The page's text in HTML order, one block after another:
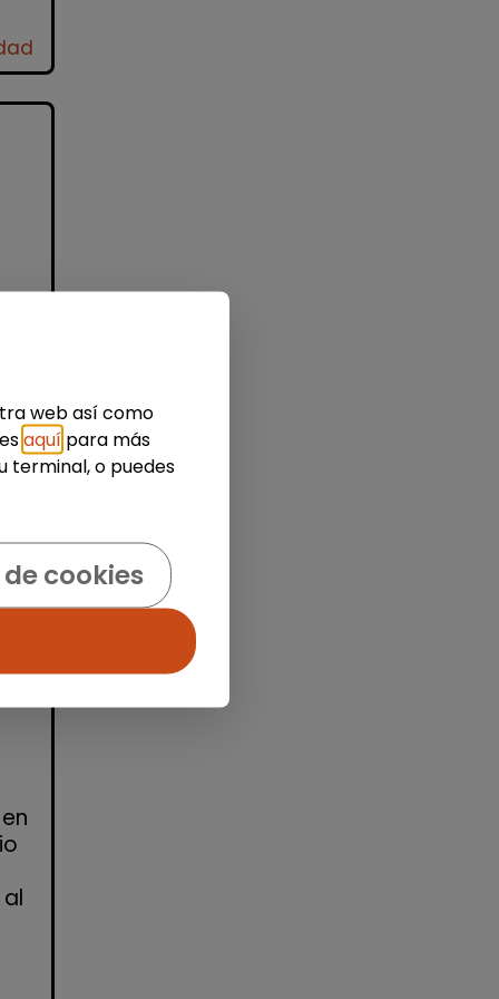
web así como
aquí para más
terminal, o puedes
cookies